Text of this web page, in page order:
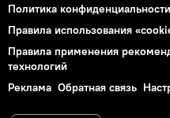
Политика конфиденциальности
Правила использования
Правила применения
технологий
Реклама Обратная связь